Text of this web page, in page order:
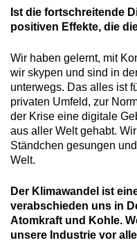
Ist die fortschreitende
positiven Effekte, die
Wir haben gelernt, mit
wir skypen und sind in
unterwegs. Das alles ist
privaten Umfeld, zur
der Krise eine digitale
aus aller Welt gehabt.
Ständchen gesungen
Welt.
Der Klimawandel ist
verabschieden uns in
Atomkraft und Kohle.
unsere Industrie vor